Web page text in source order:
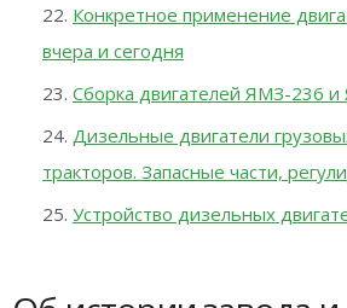
Конкретное применение
вчера и сегодня
Сборка двигателей ЯМЗ-236
Дизельные двигатели
тракторов. Запасные части,
Устройство дизельных